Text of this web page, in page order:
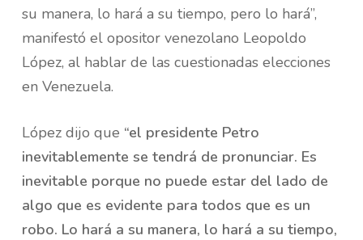
su manera, lo hará a su tiempo, pero lo hará”,
manifestó el opositor venezolano Leopoldo
López, al hablar de las cuestionadas elecciones
en Venezuela.
López dijo que “el presidente Petro
inevitablemente se tendrá de pronunciar. Es
inevitable porque no puede estar del lado de
algo que es evidente para todos que es un
robo. Lo hará a su manera, lo hará a su tiempo,